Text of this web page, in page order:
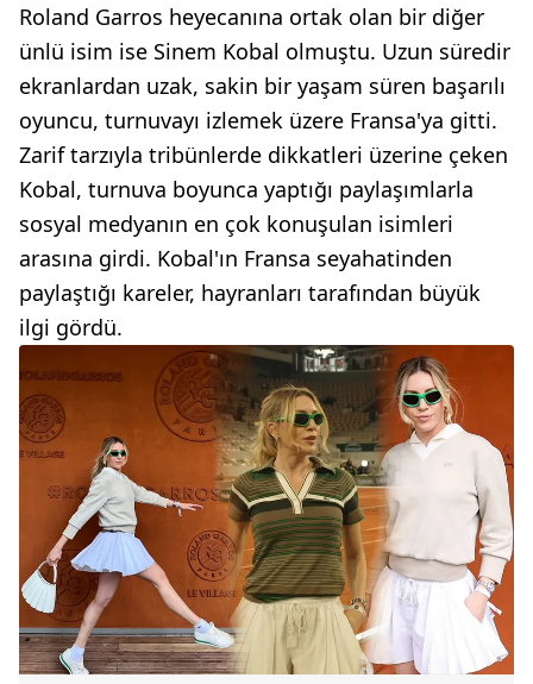
Roland Garros heyecanına ortak olan bir diğer
ünlü isim ise Sinem Kobal olmuştu. Uzun süredir
ekranlardan uzak, sakin bir yaşam süren başarılı
oyuncu, turnuvayı izlemek üzere Fransa'ya gitti.
Zarif tarzıyla tribünlerde dikkatleri üzerine çeken
Kobal, turnuva boyunca yaptığı paylaşımlarla
sosyal medyanın en çok konuşulan isimleri
arasına girdi. Kobal'ın Fransa seyahatinden
paylaştığı kareler, hayranları tarafından büyük
ilgi gördü.